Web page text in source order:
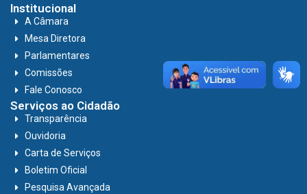
Institucional
A Câmara
Mesa Diretora
Parlamentares
Comissões
Fale Conosco
Serviços ao Cidadão
Transparência
Ouvidoria
Carta de Serviços
Boletim Oficial
Pesquisa Avançada